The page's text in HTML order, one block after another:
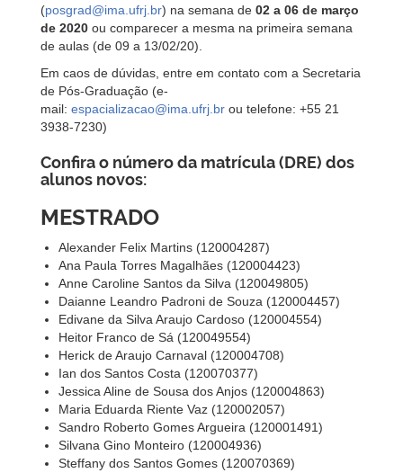
(posgrad@ima.ufrj.br) na semana de 02 a 06 de março
de 2020 ou comparecer a mesma na primeira semana
de aulas (de 09 a 13/02/20).
Em caos de dúvidas, entre em contato com a Secretaria
de Pós-Graduação (e-
mail: espacializacao@ima.ufrj.br ou telefone: +55 21
3938-7230)
Confira o número da matrícula(DRE) dos
alunos novos:
MESTRADO
Alexander Felix Martins (120004287)
Ana Paula Torres Magalhães (120004423)
Anne Caroline Santos da Silva (120049805)
Daianne Leandro Padroni de Souza (120004457)
Edivane da Silva Araujo Cardoso (120004554)
Heitor Franco de Sá (120049554)
Herick de Araujo Carnaval (120004708)
Ian dos Santos Costa (120070377)
Jessica Aline de Sousa dos Anjos (120004863)
Maria Eduarda Riente Vaz (120002057)
Sandro Roberto Gomes Argueira (120001491)
Silvana Gino Monteiro (120004936)
Steffany dos Santos Gomes (120070369)